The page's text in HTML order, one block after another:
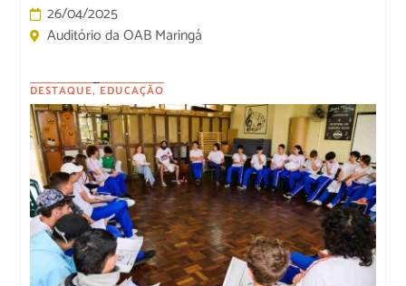
26/04/2025
Auditório da OAB Maringá
DESTAQUE, EDUCAÇÃO